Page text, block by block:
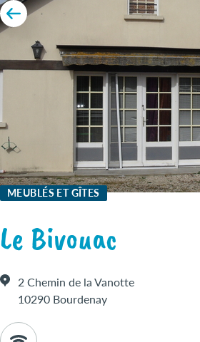
MEUBLÉS ET GÎTES
Le Bivouac
2 Chemin de la Vanotte
10290 Bourdenay